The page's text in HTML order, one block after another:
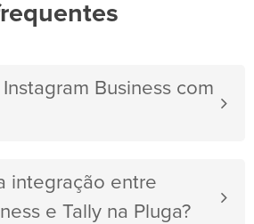
Business com
integração entre
e Tally na Pluga?